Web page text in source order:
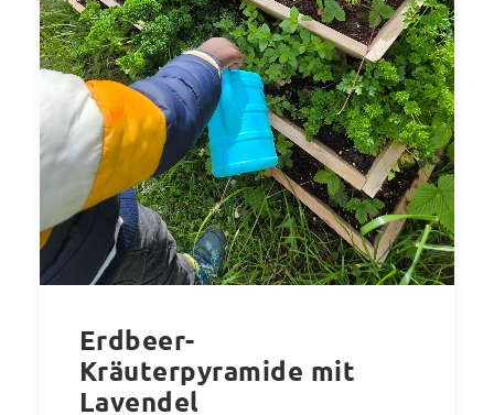
Erdbeer-
Kräuterpyramide mit
Lavendel